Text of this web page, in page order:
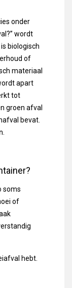
onder
wordt
biologisch
of
materiaal
apart
tot
groen afval
bevat.
soms
of
hebt.